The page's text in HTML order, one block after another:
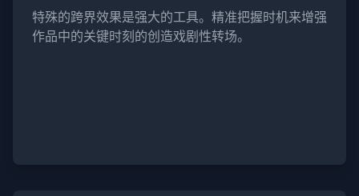
特殊的跨界效果是强大的工具。精准把握时机来增强
作品中的关键时刻的创造戏剧性转场。